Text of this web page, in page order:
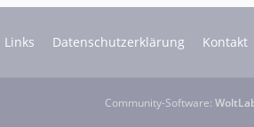
Links Datenschutzerklärung Kontakt
Community-Software: